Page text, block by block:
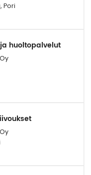
Pori
huoltopalvelut